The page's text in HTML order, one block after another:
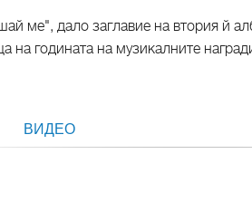
ме", дало заглавие на втория й
на годината на музикалните
ВИДЕО